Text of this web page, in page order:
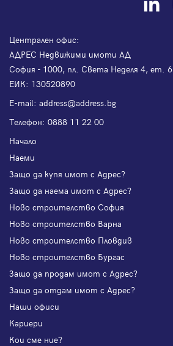
Централен офис:
АДРЕС Недвижими имоти АД
София - 1000, пл. Света Неделя 4, ет. 6
ЕИК: 130520890
Е-mail: address@address.bg
Телефон: 0888 11 22 00
Начало
Наеми
Защо да купя имот с Адрес?
Защо да наема имот с Адрес?
Ново строителство София
Ново строителство Варна
Ново строителство Пловдив
Ново строителство Бургас
Защо да продам имот с Адрес?
Защо да отдам имот с Адрес?
Наши офиси
Кариери
Кои сме ние?